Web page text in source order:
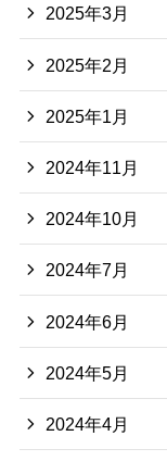
2025年3月
2025年2月
2025年1月
2024年11月
2024年10月
2024年7月
2024年6月
2024年5月
2024年4月